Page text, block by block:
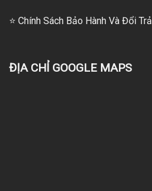
⭐ Chính Sách Bảo Hành Và Đổi Trả
ĐỊA CHỈ GOOGLE MAPS